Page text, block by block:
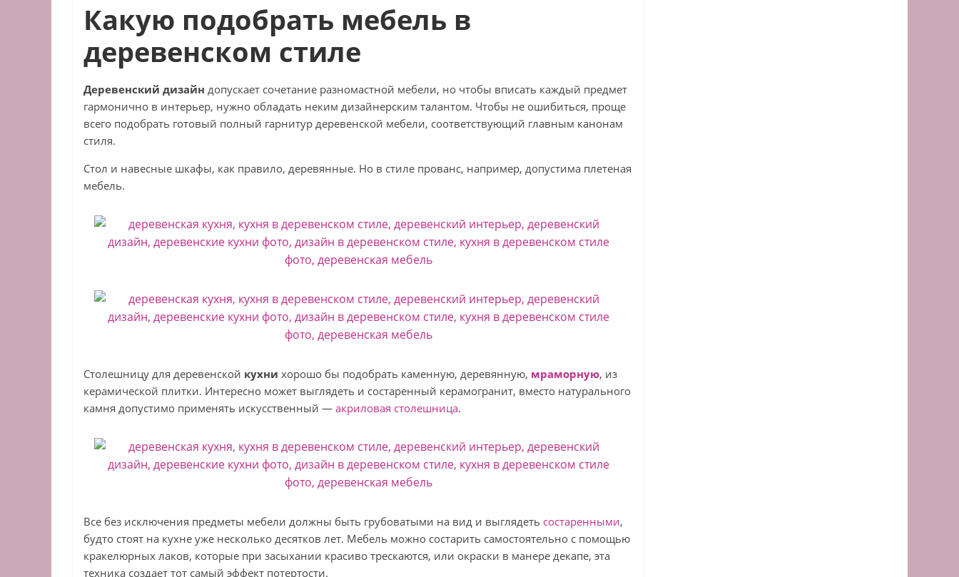
Какую подобрать мебель в
деревенском стиле
Деревенский дизайн допускает сочетание разномастной мебели, но чтобы вписать каждый предмет
гармонично в интерьер, нужно обладать неким дизайнерским талантом. Чтобы не ошибиться, проще
всего подобрать готовый полный гарнитур деревенской мебели, соответствующий главным канонам
стиля.
Стол и навесные шкафы, как правило, деревянные. Но в стиле прованс, например, допустима плетеная
мебель.
Столешницу для деревенской кухни хорошо бы подобрать каменную, деревянную, мраморную, из
керамической плитки. Интересно может выглядеть и состаренный керамогранит, вместо натурального
камня допустимо применять искусственный — акриловая столешница.
Все без исключения предметы мебели должны быть грубоватыми на вид и выглядеть состаренными,
будто стоят на кухне уже несколько десятков лет. Мебель можно состарить самостоятельно с помощью
кракелюрных лаков, которые при засыхании красиво трескаются, или окраски в манере декапе, эта
техника создает тот самый эффект потертости.